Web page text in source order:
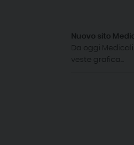
Nuovo sito
Da oggi
veste grafica...